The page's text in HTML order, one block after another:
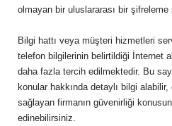
olmayan bir uluslararası bir şifreleme
Bilgi hattı veya müşteri hizmetleri
telefon bilgilerinin belirtildiği İnternet
daha fazla tercih edilmektedir. Bu
konular hakkında detaylı bilgi
sağlayan firmanın güvenirliği
edinebilirsiniz.